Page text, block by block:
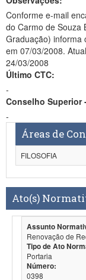
Conforme e-mail
do Carmo de Souza
Graduação) informa
em 07/03/2008.
24/03/2008
Último CTC:
-
Conselho Superior
-
Áreas de
FILOSOFIA
Ato(s)
Assunto
Renovação de
Tipo de Ato
Portaria
Número:
0398